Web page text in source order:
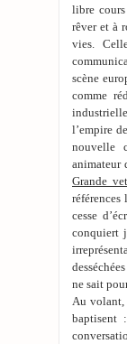
libre
rêver et à
vies.
scène
comme
l’empire
nouvelle
animateur
Grande
cesse
conquiert
ne sait
Au volant,
baptisent